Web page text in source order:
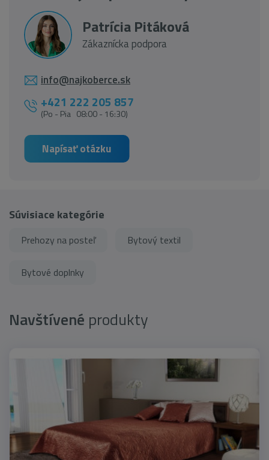
Patrícia Pitáková
Zákaznícka podpora
info@najkoberce.sk
+421 222 205 857
(Po - Pia 08:00 - 16:30)
Napísať otázku
Súvisiace kategórie
Prehozy na posteľ Bytový textil
Bytové doplnky
Navštívené produkty